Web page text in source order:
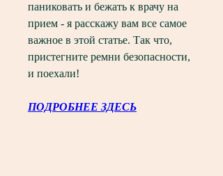
паниковать и бежать к врачу на
прием - я расскажу вам все самое
важное в этой статье. Так что,
пристегните ремни безопасности,
и поехали!
ПОДРОБНЕЕ ЗДЕСЬ